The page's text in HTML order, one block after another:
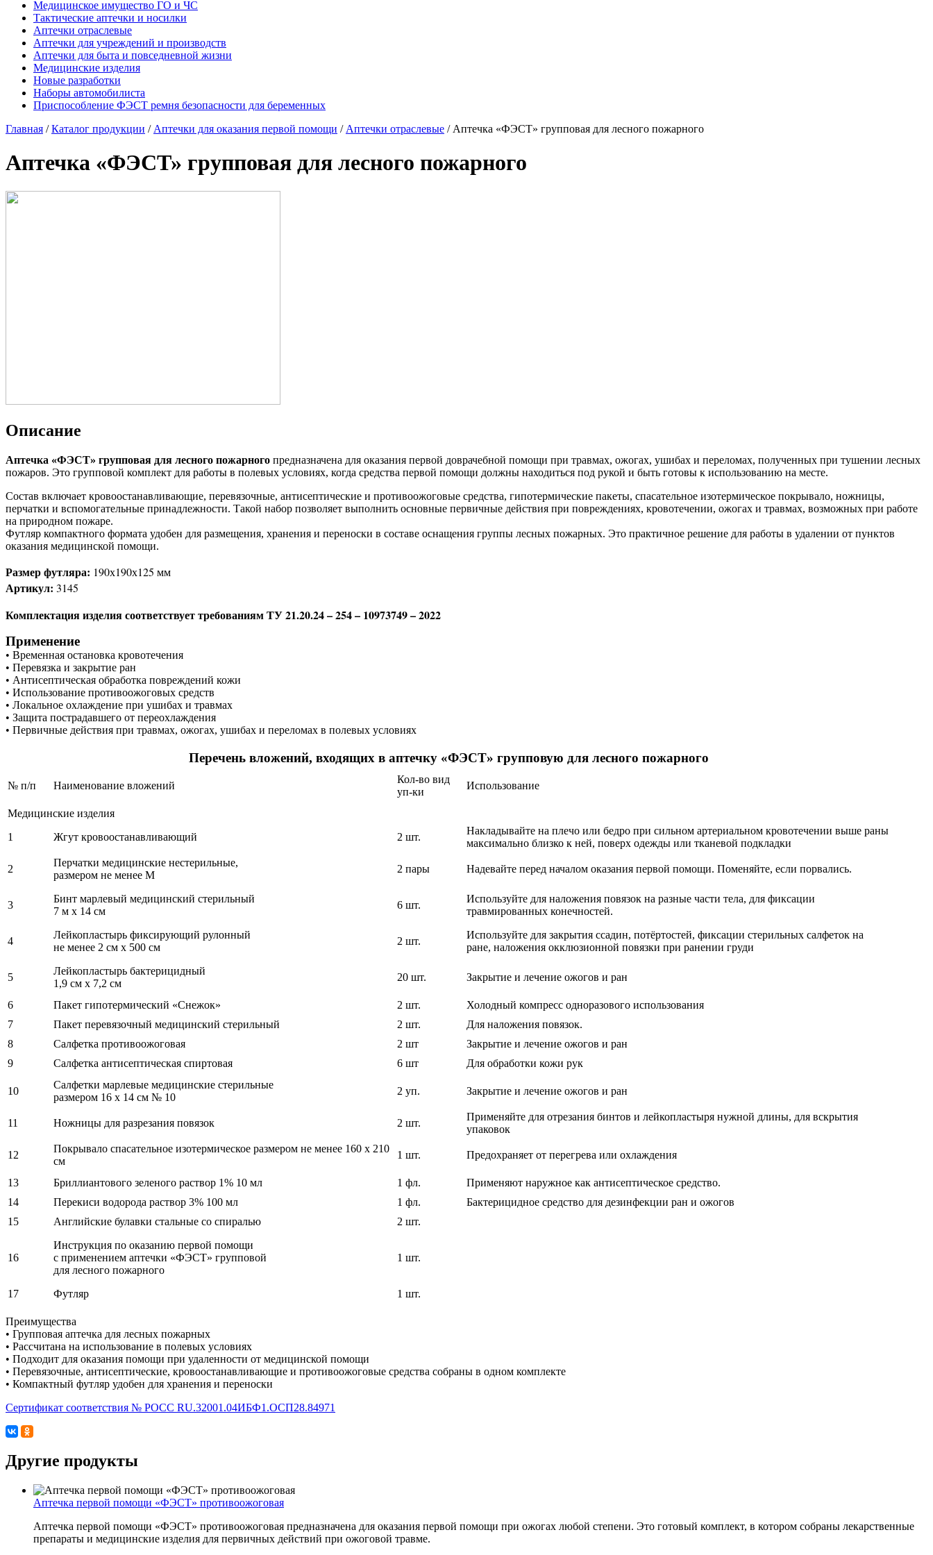
Медицинское имущество ГО и ЧС
Тактические аптечки и носилки
Аптечки отраслевые
Аптечки для учреждений и производств
Аптечки для быта и повседневной жизни
Медицинские изделия
Новые разработки
Наборы автомобилиста
Приспособление ФЭСТ ремня безопасности для беременных
Главная / Каталог продукции / Аптечки для оказания первой помощи / Аптечки отраслевые / Аптечка «ФЭСТ» групповая для лесного пожарного
Аптечка «ФЭСТ» групповая для лесного пожарного
Описание
Аптечка «ФЭСТ» групповая для лесного пожарного предназначена для оказания первой доврачебной помощи при травмах, ожогах, ушибах и переломах, полученных при тушении лесных
пожаров. Это групповой комплект для работы в полевых условиях, когда средства первой помощи должны находиться под рукой и быть готовы к использованию на месте.
Состав включает кровоостанавливающие, перевязочные, антисептические и противоожоговые средства, гипотермические пакеты, спасательное изотермическое покрывало, ножницы,
перчатки и вспомогательные принадлежности. Такой набор позволяет выполнить основные первичные действия при повреждениях, кровотечении, ожогах и травмах, возможных при работе
на природном пожаре.
Футляр компактного формата удобен для размещения, хранения и переноски в составе оснащения группы лесных пожарных. Это практичное решение для работы в удалении от пунктов
оказания медицинской помощи.
Размер футляра: 190х190х125 мм
Артикул: 3145
Комплектация изделия соответствует требованиям ТУ 21.20.24 – 254 – 10973749 – 2022
Применение
• Временная остановка кровотечения
• Перевязка и закрытие ран
• Антисептическая обработка повреждений кожи
• Использование противоожоговых средств
• Локальное охлаждение при ушибах и травмах
• Защита пострадавшего от переохлаждения
• Первичные действия при травмах, ожогах, ушибах и переломах в полевых условиях
Перечень вложений, входящих в аптечку «ФЭСТ» групповую для лесного пожарного
№ п/п Наименование вложений
Кол-во вид
уп-ки
Использование
Медицинские изделия
1
Жгут кровоостанавливающий 2 шт.
Накладывайте на плечо или бедро при сильном артериальном кровотечении выше раны
максимально близко к ней, поверх одежды или тканевой подкладки
2
Перчатки медицинские нестерильные,
размером не менее М
2 пары Надевайте перед началом оказания первой помощи. Поменяйте, если порвались.
3
Бинт марлевый медицинский стерильный
7 м х 14 см
6 шт.
Используйте для наложения повязок на разные части тела, для фиксации
травмированных конечностей.
4
Лейкопластырь фиксирующий рулонный
не менее 2 см х 500 см
2 шт.
Используйте для закрытия ссадин, потёртостей, фиксации стерильных салфеток на
ране, наложения окклюзионной повязки при ранении груди
5
Лейкопластырь бактерицидный
1,9 см х 7,2 см
20 шт. Закрытие и лечение ожогов и ран
6 Пакет гипотермический «Снежок» 2 шт.
Холодный компресс одноразового использования
7
Пакет перевязочный медицинский стерильный 2 шт.
Для наложения повязок.
8
Салфетка противоожоговая 2 шт
Закрытие и лечение ожогов и ран
9
Салфетка антисептическая спиртовая 6 шт Для обработки кожи рук
10
Салфетки марлевые медицинские стерильные
размером 16 х 14 см № 10
2 уп. Закрытие и лечение ожогов и ран
11 Ножницы для разрезания повязок 2 шт.
Применяйте для отрезания бинтов и лейкопластыря нужной длины, для вскрытия
упаковок
12
Покрывало спасательное изотермическое размером не менее 160 x 210
см
1 шт. Предохраняет от перегрева или охлаждения
13 Бриллиантового зеленого раствор 1% 10 мл 1 фл.
Применяют наружное как антисептическое средство.
14
Перекиси водорода раствор 3% 100 мл 1 фл.
Бактерицидное средство для дезинфекции ран и ожогов
15
Английские булавки стальные со спиралью 2 шт.
16
Инструкция по оказанию первой помощи
с применением аптечки «ФЭСТ» групповой
для лесного пожарного
1 шт.
17 Футляр 1 шт.
Преимущества
• Групповая аптечка для лесных пожарных
• Рассчитана на использование в полевых условиях
• Подходит для оказания помощи при удаленности от медицинской помощи
• Перевязочные, антисептические, кровоостанавливающие и противоожоговые средства собраны в одном комплекте
• Компактный футляр удобен для хранения и переноски
Сертификат соответствия № РОСС RU.32001.04ИБФ1.ОСП28.84971
Другие продукты
Аптечка первой помощи «ФЭСТ» противоожоговая
Аптечка первой помощи «ФЭСТ» противоожоговая предназначена для оказания первой помощи при ожогах любой степени. Это готовый комплект, в котором собраны лекарственные
препараты и медицинские изделия для первичных действий при ожоговой травме.